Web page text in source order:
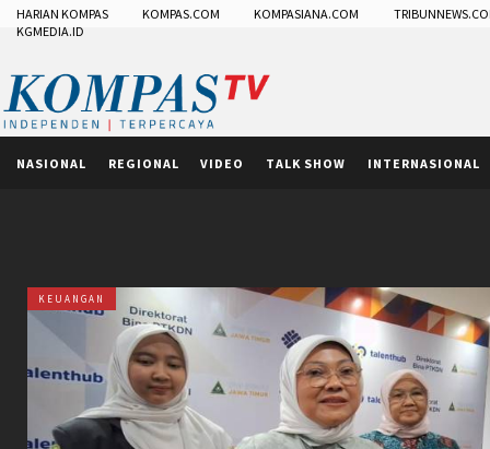
HARIAN KOMPAS KOMPAS.COM KOMPASIANA.COM
KGMEDIA.ID
NASIONAL REGIONAL VIDEO TALK SHOW INTERNASIONAL
KEUANGAN